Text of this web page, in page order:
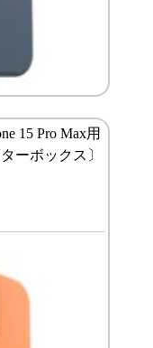
15 Pro Max用
ーボックス〕